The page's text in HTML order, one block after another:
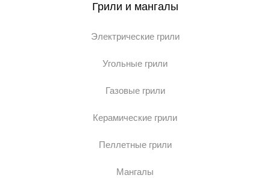
Грили и мангалы
Электрические грили
Угольные грили
Газовые грили
Керамические грили
Пеллетные грили
Мангалы